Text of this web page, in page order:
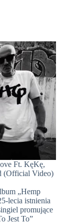
Ft. KęKę,
(Official Video)
„Hemp
lecia istnienia
promujące
Jest To”